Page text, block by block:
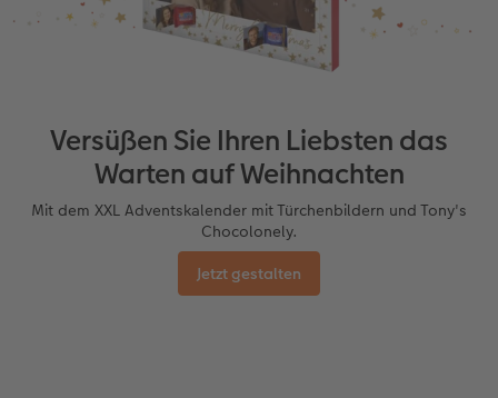
CEWE myPhotos
Anleitungen & Hilfe
Inspiration
Neuheiten
Aktionen
Neuheiten
Extras
Wandgestaltung
im Wunschformat
Neuheiten
Aktionen
Karte mit Einsteckfoto
Digitale Grußkarte
CEWE myPhotos
Neuheiten
Aktionen
Neuheiten
Neuheiten
Versüßen Sie Ihren Liebsten das
Warten auf Weihnachten
Mit dem XXL Adventskalender mit Türchenbildern und Tony's
Chocolonely.
Jetzt gestalten